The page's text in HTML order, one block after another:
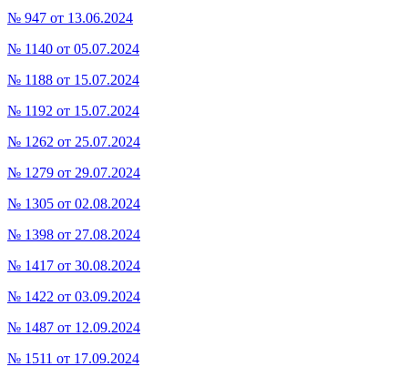
№ 947 от 13.06.2024
№ 1140 от 05.07.2024
№ 1188 от 15.07.2024
№ 1192 от 15.07.2024
№ 1262 от 25.07.2024
№ 1279 от 29.07.2024
№ 1305 от 02.08.2024
№ 1398 от 27.08.2024
№ 1417 от 30.08.2024
№ 1422 от 03.09.2024
№ 1487 от 12.09.2024
№ 1511 от 17.09.2024